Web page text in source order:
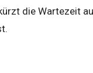
die Wartezeit